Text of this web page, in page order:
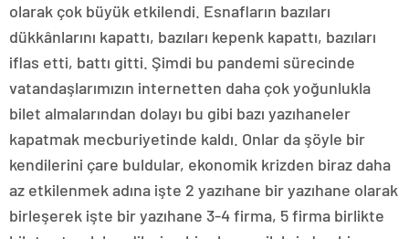
olarak çok büyük etkilendi. Esnafların bazıları
dükkânlarını kapattı, bazıları kepenk kapattı, bazıları
iflas etti, battı gitti. Şimdi bu pandemi sürecinde
vatandaşlarımızın internetten daha çok yoğunlukla
bilet almalarından dolayı bu gibi bazı yazıhaneler
kapatmak mecburiyetinde kaldı. Onlar da şöyle bir
kendilerini çare buldular, ekonomik krizden biraz daha
az etkilenmek adına işte 2 yazıhane bir yazıhane olarak
birleşerek işte bir yazıhane 3-4 firma, 5 firma birlikte